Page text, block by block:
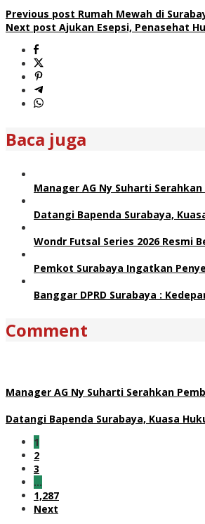
Previous post Rumah Mewah di
Next post Ajukan Esepsi, Penasehat
Baca juga
Manager AG Ny Suharti
Datangi Bapenda Surabaya,
Wondr Futsal Series 2026 Resmi
Pemkot Surabaya Ingatkan
Banggar DPRD Surabaya :
Comment
Manager AG Ny Suharti Serahkan
Datangi Bapenda Surabaya, Kuasa
1
2
3
…
1,287
Next